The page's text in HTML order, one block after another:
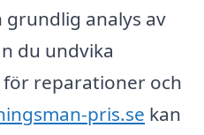
grundlig analys av
du undvika
reparationer och
pris.se kan